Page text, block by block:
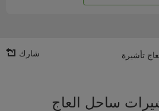
تأشيرة شارك
ساحل العاج